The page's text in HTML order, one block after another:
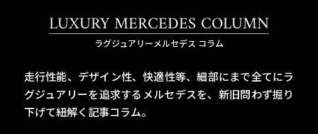
LUXURY MERCEDES COLUMN
ラグジュアリーメルセデス コラム
走行性能、デザイン性、快適性等、細部にまで全てにラ
グジュアリーを追求するメルセデスを、 新旧問わず掘り
下げて紐解く記事コラム。